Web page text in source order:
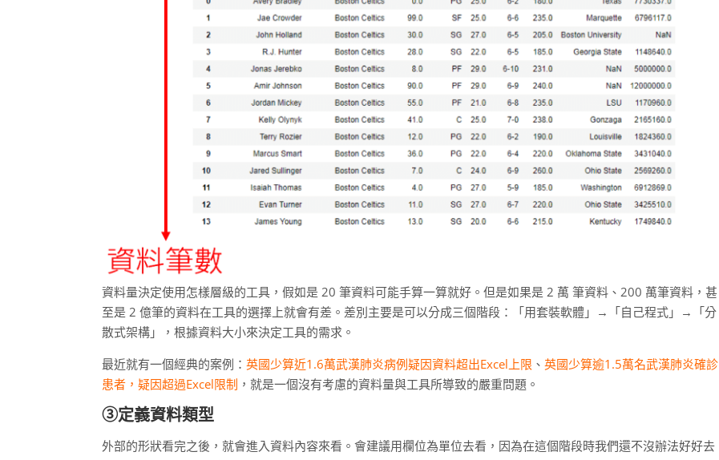
資料量決定使用怎樣層級的工具，假如是 20 筆資料可能手算一算就好。但是如果是 2 萬 筆資料、200 萬筆資料，甚
至是 2 億筆的資料在工具的選擇上就會有差。差別主要是可以分成三個階段：「用套裝軟體」→「自己程式」→「分
散式架構」，根據資料大小來決定工具的需求。
最近就有一個經典的案例： 英國少算近1.6萬武漢肺炎病例疑因資料超出Excel上限 、 英國少算逾1.5萬名武漢肺炎確診
患者，疑因超過Excel限制 ，就是一個沒有考慮的資料量與工具所導致的嚴重問題。
③定義資料類型
外部的形狀看完之後，就會進入資料內容來看。會建議用欄位為單位去看，因為在這個階段時我們還不沒辦法好好去